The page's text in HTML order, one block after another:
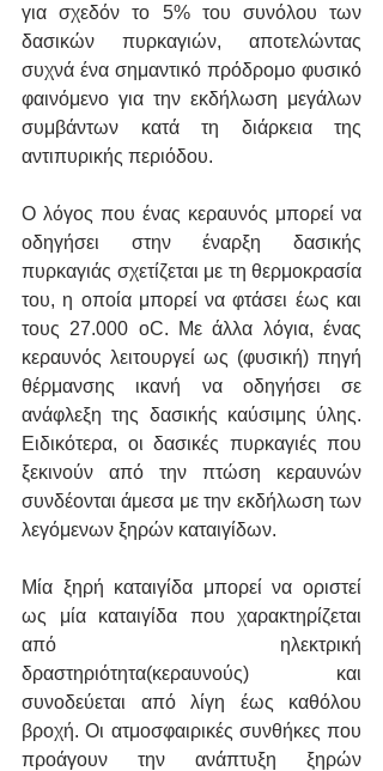
για σχεδόν το 5% του συνόλου των
δασικών πυρκαγιών, αποτελώντας
συχνά ένα σημαντικό πρόδρομο φυσικό
φαινόμενο για την εκδήλωση μεγάλων
συμβάντων κατά τη διάρκεια της
αντιπυρικής περιόδου.
Ο λόγος που ένας κεραυνός μπορεί να
οδηγήσει στην έναρξη δασικής
πυρκαγιάς σχετίζεται με τη θερμοκρασία
του, η οποία μπορεί να φτάσει έως και
τους 27.000 oC. Με άλλα λόγια, ένας
κεραυνός λειτουργεί ως (φυσική) πηγή
θέρμανσης ικανή να οδηγήσει σε
ανάφλεξη της δασικής καύσιμης ύλης.
Ειδικότερα, οι δασικές πυρκαγιές που
ξεκινούν από την πτώση κεραυνών
συνδέονται άμεσα με την εκδήλωση των
λεγόμενων ξηρών καταιγίδων.
Μία ξηρή καταιγίδα μπορεί να οριστεί
ως μία καταιγίδα που χαρακτηρίζεται
από ηλεκτρική
δραστηριότητα(κεραυνούς) και
συνοδεύεται από λίγη έως καθόλου
βροχή. Οι ατμοσφαιρικές συνθήκες που
προάγουν την ανάπτυξη ξηρών